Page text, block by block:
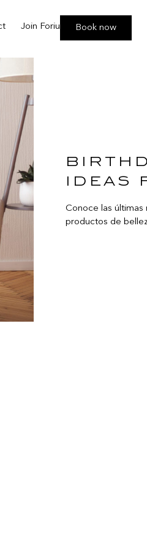
Join Foriu Book now
ideas
Conoce las
productos de